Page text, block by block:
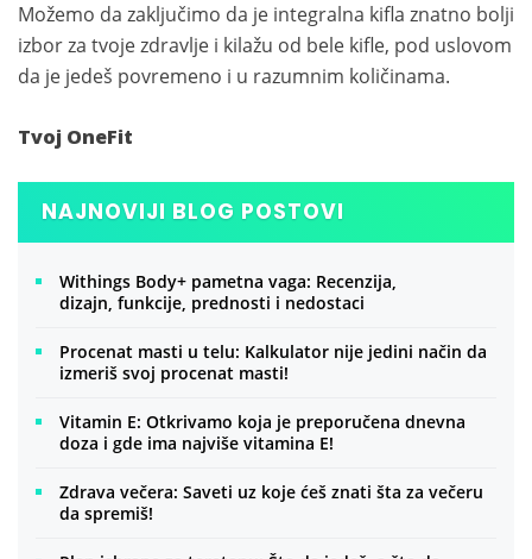
Možemo da zaključimo da je integralna kifla znatno bolji
izbor za tvoje zdravlje i kilažu od bele kifle, pod uslovom
da je jedeš povremeno i u razumnim količinama.
Tvoj OneFit
NAJNOVIJI BLOG POSTOVI
Withings Body+ pametna vaga: Recenzija,
dizajn, funkcije, prednosti i nedostaci
Procenat masti u telu: Kalkulator nije jedini način da
izmeriš svoj procenat masti!
Vitamin E: Otkrivamo koja je preporučena dnevna
doza i gde ima najviše vitamina E!
Zdrava večera: Saveti uz koje ćeš znati šta za večeru
da spremiš!